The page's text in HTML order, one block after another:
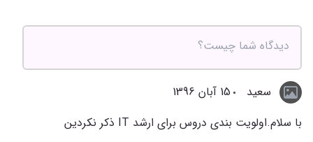
سعيد
15 آبان 1396
با سلام.اولويت بندي دروس براي ارشد IT ذكر نكردين